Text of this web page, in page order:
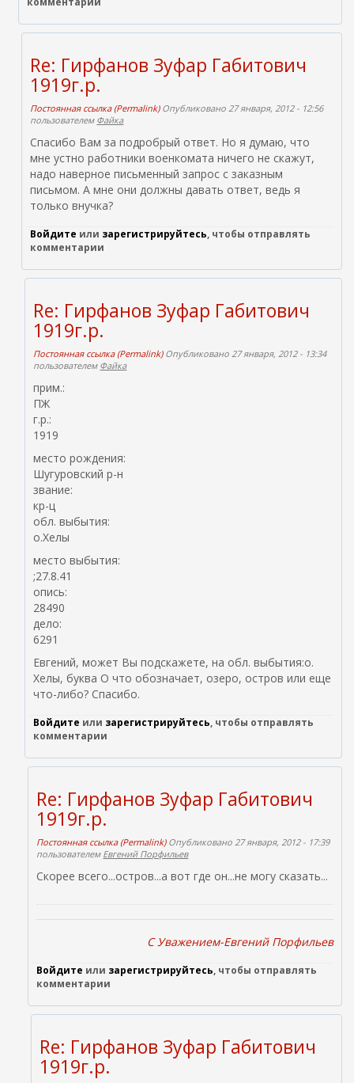
Re: Гирфанов Зуфар Габитович
1919г.р.
Постоянная ссылка (Permalink)Опубликовано 27 января, 2012 - 12:56
пользователем Файка
Спасибо Вам за подробрый ответ. Но я думаю, что
мне устно работники военкомата ничего не скажут,
надо наверное письменный запрос с заказным
письмом. А мне они должны давать ответ, ведь я
только внучка?
Войдите или зарегистрируйтесь, чтобы отправлять
комментарии
Re: Гирфанов Зуфар Габитович
1919г.р.
Постоянная ссылка (Permalink)Опубликовано 27 января, 2012 - 13:34
пользователем Файка
прим.:
ПЖ
г.р.:
1919
место рождения:
Шугуровский р-н
звание:
кр-ц
обл. выбытия:
о.Хелы
место выбытия:
;27.8.41
опись:
28490
дело:
6291
Евгений, может Вы подскажете, на обл. выбытия:о.
Хелы, буква О что обозначает, озеро, остров или еще
что-либо? Спасибо.
Войдите или зарегистрируйтесь, чтобы отправлять
комментарии
Re: Гирфанов Зуфар Габитович
1919г.р.
Постоянная ссылка (Permalink)Опубликовано 27 января, 2012 - 17:39
пользователем Евгений Порфильев
Скорее всего...остров...а вот где он...не могу сказать...
C Уважением-Евгений Порфильев
Войдите или зарегистрируйтесь, чтобы отправлять
комментарии
Re: Гирфанов Зуфар Габитович
1919г.р.